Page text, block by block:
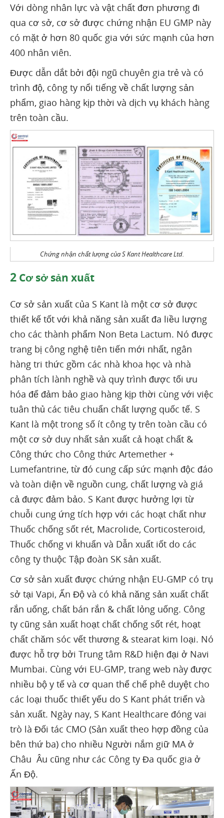
Với dòng nhân lực và vật chất đơn phương đi
qua cơ sở, cơ sở được chứng nhận EU GMP này
có mặt ở hơn 80 quốc gia với sức mạnh của hơn
400 nhân viên.
Được dẫn dắt bởi đội ngũ chuyên gia trẻ và có
trình độ, công ty nổi tiếng về chất lượng sản
phẩm, giao hàng kịp thời và dịch vụ khách hàng
trên toàn cầu.
Chứng nhận chất lượng của S Kant Healthcare Ltd.
2 Cơ sở sản xuất
Cơ sở sản xuất của S Kant là một cơ sở được
thiết kế tốt với khả năng sản xuất đa liều lượng
cho các thành phẩm Non Beta Lactum. Nó được
trang bị công nghệ tiên tiến mới nhất, ngân
hàng tri thức gồm các nhà khoa học và nhà
phân tích lành nghề và quy trình được tối ưu
hóa để đảm bảo giao hàng kịp thời cùng với việc
tuân thủ các tiêu chuẩn chất lượng quốc tế. S
Kant là một trong số ít công ty trên toàn cầu có
một cơ sở duy nhất sản xuất cả hoạt chất &
Công thức cho Công thức Artemether +
Lumefantrine, từ đó cung cấp sức mạnh độc đáo
và toàn diện về nguồn cung, chất lượng và giá
cả được đảm bảo. S Kant được hưởng lợi từ
chuỗi cung ứng tích hợp với các hoạt chất như
Thuốc chống sốt rét, Macrolide, Corticosteroid,
Thuốc chống vi khuẩn và Dẫn xuất iốt do các
công ty thuộc Tập đoàn SK sản xuất.
Cơ sở sản xuất được chứng nhận EU-GMP có trụ
sở tại Vapi, Ấn Độ và có khả năng sản xuất chất
rắn uống, chất bán rắn & chất lỏng uống. Công
ty cũng sản xuất hoạt chất chống sốt rét, hoạt
chất chăm sóc vết thương & stearat kim loại. Nó
được hỗ trợ bởi Trung tâm R&D hiện đại ở Navi
Mumbai. Cùng với EU-GMP, trang web này được
nhiều bộ y tế và cơ quan thể chế phê duyệt cho
các loại thuốc thiết yếu do S Kant phát triển và
sản xuất. Ngày nay, S Kant Healthcare đóng vai
trò là Đối tác CMO (Sản xuất theo hợp đồng của
bên thứ ba) cho nhiều Người nắm giữ MA ở
Châu Âu cũng như các Công ty Đa quốc gia ở
Ấn Độ.